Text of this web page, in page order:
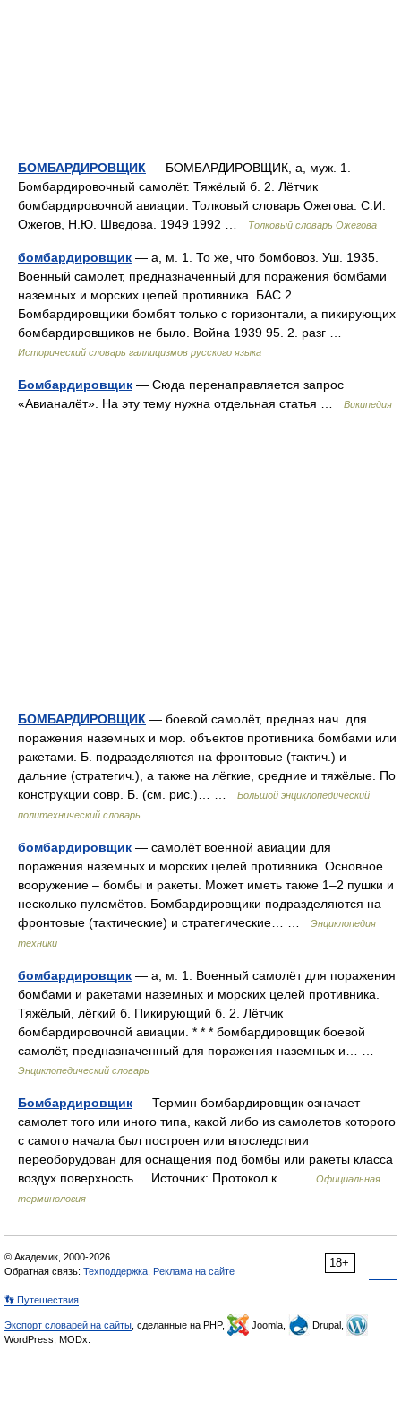
БОМБАРДИРОВЩИК — БОМБАРДИРОВЩИК, а, муж. 1.
Бомбардировочный самолёт. Тяжёлый б. 2. Лётчик
бомбардировочной авиации. Толковый словарь Ожегова. С.И.
Ожегов, Н.Ю. Шведова. 1949 1992 …
Толковый словарь Ожегова
бомбардировщик — а, м. 1. То же, что бомбовоз. Уш. 1935.
Военный самолет, предназначенный для поражения бомбами
наземных и морских целей противника. БАС 2.
Бомбардировщики бомбят только с горизонтали, а пикирующих
бомбардировщиков не было. Война 1939 95. 2. разг …
Исторический словарь галлицизмов русского языка
Бомбардировщик — Сюда перенаправляется запрос
«Авианалёт». На эту тему нужна отдельная статья …
Википедия
БОМБАРДИРОВЩИК — боевой самолёт, предназ нач. для
поражения наземных и мор. объектов противника бомбами или
ракетами. Б. подразделяются на фронтовые (тактич.) и
дальние (стратегич.), а также на лёгкие, средние и тяжёлые. По
конструкции совр. Б. (см. рис.)… …
Большой энциклопедический
политехнический словарь
бомбардировщик — самолёт военной авиации для
поражения наземных и морских целей противника. Основное
вооружение – бомбы и ракеты. Может иметь также 1–2 пушки и
несколько пулемётов. Бомбардировщики подразделяются на
фронтовые (тактические) и стратегические… …
Энциклопедия
техники
бомбардировщик — а; м. 1. Военный самолёт для поражения
бомбами и ракетами наземных и морских целей противника.
Тяжёлый, лёгкий б. Пикирующий б. 2. Лётчик
бомбардировочной авиации. * * * бомбардировщик боевой
самолёт, предназначенный для поражения наземных и… …
Энциклопедический словарь
Бомбардировщик — Термин бомбардировщик означает
самолет того или иного типа, какой либо из самолетов которого
с самого начала был построен или впоследствии
переоборудован для оснащения под бомбы или ракеты класса
воздух поверхность ... Источник: Протокол к… …
Официальная
терминология
18+
© Академик, 2000-2026
Обратная связь: Техподдержка Реклама на сайте
👣 Путешествия
Экспорт словарей на сайты , сделанные на PHP, Joomla,
Drupal,
WordPress, MODx.